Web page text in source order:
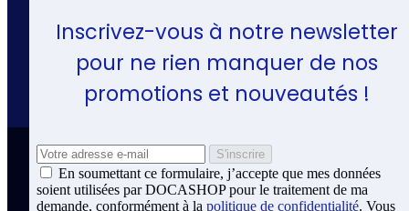
Inscrivez-vous à notre newsletter
pour ne rien manquer de nos
promotions et nouveautés !
En soumettant ce formulaire, j’accepte que mes données
soient utilisées par DOCASHOP pour le traitement de ma
demande, conformément à la politique de confidentialité. Vous